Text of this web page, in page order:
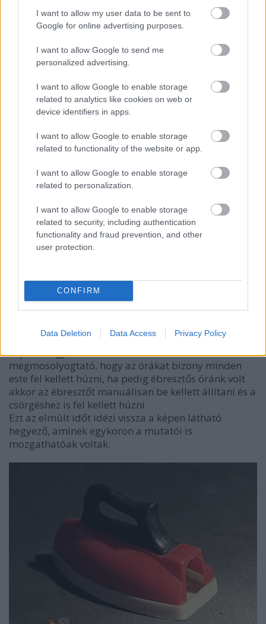
I want to allow my user data to be sent to
Google for online advertising purposes.
I want to allow Google to send me
personalized advertising.
I want to allow Google to enable storage
related to analytics like cookies on web or
device identifiers in apps.
I want to allow Google to enable storage
related to functionality of the website or app.
I want to allow Google to enable storage
related to personalization.
I want to allow Google to enable storage
related to security, including authentication
functionality and fraud prevention, and other
user protection.
CONFIRM
Data Deletion Data Access Privacy Policy
Szinten egy digitalizációval elvesző konyhai eszköz,
ez pedig nem más mint a mérleg. Nagymamáink
még ilyen mérlegeken adagolták a cukrot és a lisztet
a süteményekhez. Az egyik oldalra súlyokat kellett
rakni, míg a mérleg másik serpenyőjébe került a
akkor sikerült pontosan adagolni a hozzávalót.
A mérleg hegyezővel is lehetett méricskélni, hiszen
tökéletesen működik ez a része is.
Egy újabb olyan tárgy, ami a digitalizációnak
köszönhetően gyakorlatilag teljesen elveszett. A
képeken egy ébresztőórát láthattok. Ma már
megmosolyogtató, hogy az órákat bizony minden
este fel kellett húzni, ha pedig ébresztős óránk volt
akkor az ébresztőt manuálisan be kellett állítani és a
csörgéshez is fel kellett húzni.
Ezt az elmúlt időt idézi vissza a képen látható
hegyező, aminek egykoron a mutatói is
mozgathatóak voltak.